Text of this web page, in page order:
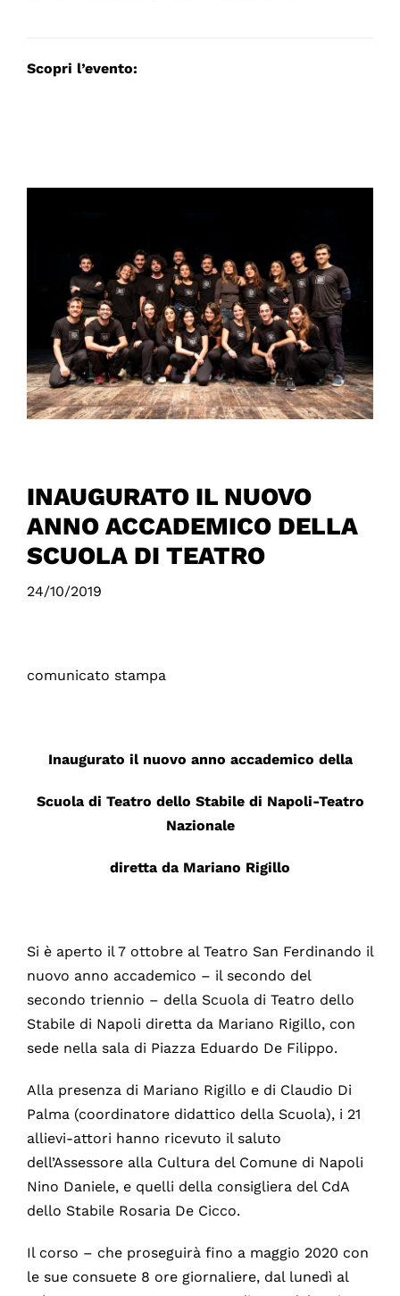
Scopri l’evento:
INAUGURATO IL NUOVO
ANNO ACCADEMICO DELLA
SCUOLA DI TEATRO
24/10/2019
comunicato stampa
Inaugurato il nuovo anno accademico della
Scuola di Teatro dello Stabile di Napoli-Teatro
Nazionale
diretta da Mariano Rigillo
Si è aperto il 7 ottobre al Teatro San Ferdinando il
nuovo anno accademico – il secondo del
secondo triennio – della Scuola di Teatro dello
Stabile di Napoli diretta da Mariano Rigillo, con
sede nella sala di Piazza Eduardo De Filippo.
Alla presenza di Mariano Rigillo e di Claudio Di
Palma (coordinatore didattico della Scuola), i 21
allievi-attori hanno ricevuto il saluto
dell’Assessore alla Cultura del Comune di Napoli
Nino Daniele, e quelli della consigliera del CdA
dello Stabile Rosaria De Cicco.
Il corso – che proseguirà fino a maggio 2020 con
le sue consuete 8 ore giornaliere, dal lunedì al